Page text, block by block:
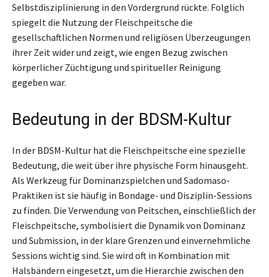
Selbstdisziplinierung in den Vordergrund rückte. Folglich
spiegelt die Nutzung der Fleischpeitsche die
gesellschaftlichen Normen und religiösen Überzeugungen
ihrer Zeit wider und zeigt, wie engen Bezug zwischen
körperlicher Züchtigung und spiritueller Reinigung
gegeben war.
Bedeutung in der BDSM-Kultur
In der BDSM-Kultur hat die Fleischpeitsche eine spezielle
Bedeutung, die weit über ihre physische Form hinausgeht.
Als Werkzeug für Dominanzspielchen und Sadomaso-
Praktiken ist sie häufig in Bondage- und Disziplin-Sessions
zu finden. Die Verwendung von Peitschen, einschließlich der
Fleischpeitsche, symbolisiert die Dynamik von Dominanz
und Submission, in der klare Grenzen und einvernehmliche
Sessions wichtig sind. Sie wird oft in Kombination mit
Halsbändern eingesetzt, um die Hierarchie zwischen den